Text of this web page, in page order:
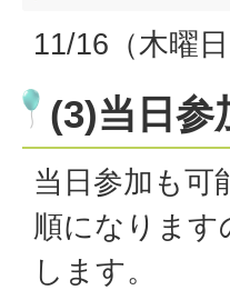
11/16（木曜
(3)当日参
当日参加も可
順になります
します。